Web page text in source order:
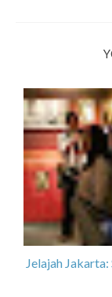
Jelajah